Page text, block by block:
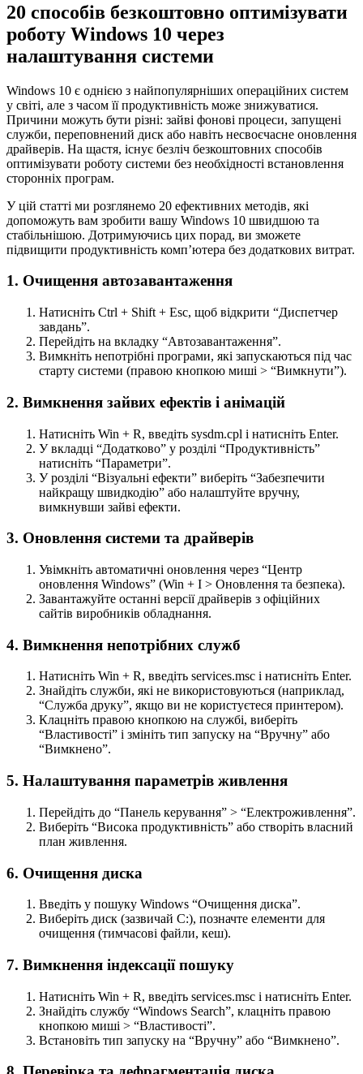
20 способів безкоштовно оптимізувати
роботу Windows 10 через
налаштування системи
Windows 10 є однією з найпопулярніших операційних систем
у світі, але з часом її продуктивність може знижуватися.
Причини можуть бути різні: зайві фонові процеси, запущені
служби, переповнений диск або навіть несвоєчасне оновлення
драйверів. На щастя, існує безліч безкоштовних способів
оптимізувати роботу системи без необхідності встановлення
сторонніх програм.
У цій статті ми розглянемо 20 ефективних методів, які
допоможуть вам зробити вашу Windows 10 швидшою та
стабільнішою. Дотримуючись цих порад, ви зможете
підвищити продуктивність комп’ютера без додаткових витрат.
1. Очищення автозавантаження
Натисніть Ctrl + Shift + Esc, щоб відкрити “Диспетчер
завдань”.
Перейдіть на вкладку “Автозавантаження”.
Вимкніть непотрібні програми, які запускаються під час
старту системи (правою кнопкою миші > “Вимкнути”).
2. Вимкнення зайвих ефектів і анімацій
Натисніть Win + R, введіть sysdm.cpl і натисніть Enter.
У вкладці “Додатково” у розділі “Продуктивність”
натисніть “Параметри”.
У розділі “Візуальні ефекти” виберіть “Забезпечити
найкращу швидкодію” або налаштуйте вручну,
вимкнувши зайві ефекти.
3. Оновлення системи та драйверів
Увімкніть автоматичні оновлення через “Центр
оновлення Windows” (Win + I > Оновлення та безпека).
Завантажуйте останні версії драйверів з офіційних
сайтів виробників обладнання.
4. Вимкнення непотрібних служб
Натисніть Win + R, введіть services.msc і натисніть Enter.
Знайдіть служби, які не використовуються (наприклад,
“Служба друку”, якщо ви не користуєтеся принтером).
Клацніть правою кнопкою на службі, виберіть
“Властивості” і змініть тип запуску на “Вручну” або
“Вимкнено”.
5. Налаштування параметрів живлення
Перейдіть до “Панель керування” > “Електроживлення”.
Виберіть “Висока продуктивність” або створіть власний
план живлення.
6. Очищення диска
Введіть у пошуку Windows “Очищення диска”.
Виберіть диск (зазвичай C:), позначте елементи для
очищення (тимчасові файли, кеш).
7. Вимкнення індексації пошуку
Натисніть Win + R, введіть services.msc і натисніть Enter.
Знайдіть службу “Windows Search”, клацніть правою
кнопкою миші > “Властивості”.
Встановіть тип запуску на “Вручну” або “Вимкнено”.